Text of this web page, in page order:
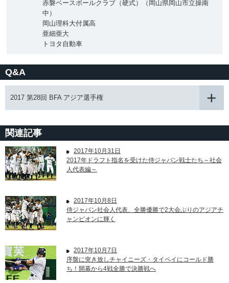
赤磐ベースボールクラブ（硬式）（岡山県岡山市立操南
中）
岡山理科大付属高
亜細亜大
トヨタ自動車
Q&A
2017 第28回 BFA アジア選手権
関連記事
2017年10月31日
2017年ドラフト指名を受けた侍ジャパン戦士たち～社会
人代表編～
2017年10月8日
侍ジャパン社会人代表、全勝優勝で2大会ぶりのアジアチ
ャンピオンに輝く
2017年10月7日
序盤に突き放しチャイニーズ・タイペイにコールド勝
ち！開幕から4戦全勝で決勝戦へ